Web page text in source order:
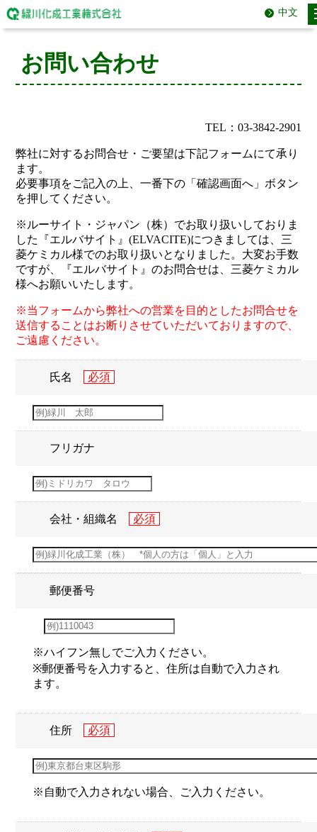
中文
お問い合わせ
TEL：03-3842-2901
弊社に対するお問合せ・ご要望は下記フォームにて承り
ます。
必要事項をご記入の上、一番下の「確認画面へ」ボタン
を押してください。
※ルーサイト・ジャパン（株）でお取り扱いしておりま
した『エルバサイト』(ELVACITE)につきましては、三
菱ケミカル様でのお取り扱いとなりました。大変お手数
ですが、『エルバサイト』のお問合せは、三菱ケミカル
様へお願いいたします。
※当フォームから弊社への営業を目的としたお問合せを
送信することはお断りさせていただいておりますので、
ご遠慮ください。
氏名
フリガナ
会社・組織名
郵便番号
※ハイフン無しでご入力ください。
※郵便番号を入力すると、住所は自動で入力され
ます。
住所
※自動で入力されない場合、ご入力ください。